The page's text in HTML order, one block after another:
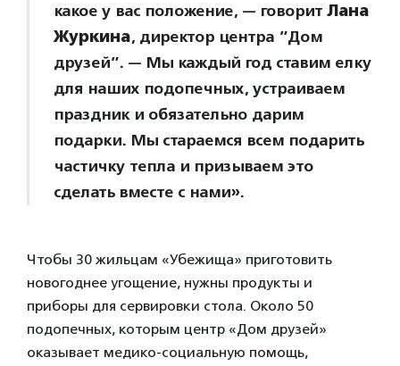
какое у вас положение, — говорит Лана
Журкина, директор центра ”Дом
друзей”. — Мы каждый год ставим елку
для наших подопечных, устраиваем
праздник и обязательно дарим
подарки. Мы стараемся всем подарить
частичку тепла и призываем это
сделать вместе с нами».
Чтобы 30 жильцам «Убежища» приготовить
новогоднее угощение, нужны продукты и
приборы для сервировки стола. Около 50
подопечных, которым центр «Дом друзей»
оказывает медико-социальную помощь,